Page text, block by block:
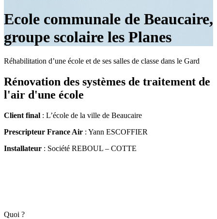
Ecole communale de Beaucaire,
groupe scolaire les Planes
Réhabilitation d’une école et de ses salles de classe dans le Gard
Rénovation des systèmes de traitement de
l'air d'une école
Client final : L’école de la ville de Beaucaire
Prescripteur France Air : Yann ESCOFFIER
Installateur : Société REBOUL – COTTE
Quoi ?